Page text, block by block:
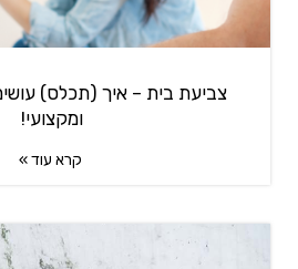
צביעת בית – איך (תכלס)
ומקצועי!
קרא עוד »